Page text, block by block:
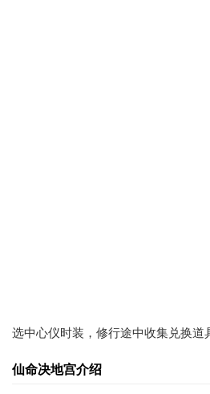
选中心仪时装，修行途中收集兑换道
仙命决地宫介绍